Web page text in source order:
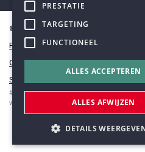
© Humanistisch Verbond 2026
Privacy
Cookiestatement
Sitemap
#codedwithlove byCodelines
webapplicaties
mobiele apps&maatwerk
PRESTATIE
TARGETING
FUNCTIONEEL
ALLES ACCEPTEREN
ALLES AFWIJZEN
DETAILS